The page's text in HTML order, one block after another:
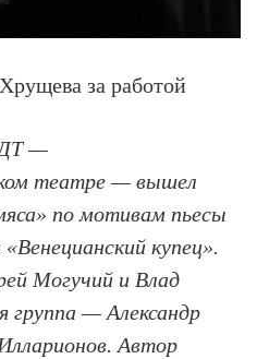
за работой
—
театре — вышел
по мотивам пьесы
купец».
Могучий и Влад
группа — Александр
Автор